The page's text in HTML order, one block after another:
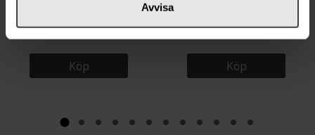
Avvisa
Risberg Ssamjang Grillsås 235g
Köp
Delief Bulgogi Koreansk BBQ-Sås
480g
Köp